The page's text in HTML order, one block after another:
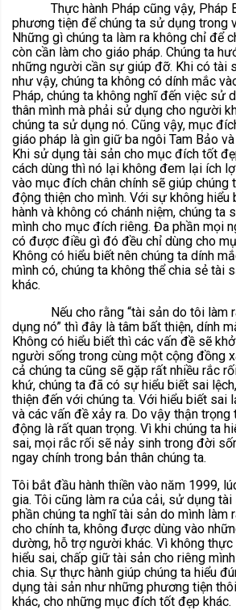
Thực hành Pháp cũng vậy, Pháp
phương tiện để chúng ta sử dụng trong
Những gì chúng ta làm ra không chỉ để
còn cần làm cho giáo pháp. Chúng ta
những người cần sự giúp đỡ. Khi có tài
như vậy, chúng ta không có dính mắc
Pháp, chúng ta không nghĩ đến việc sử
thân mình mà phải sử dụng cho người
chúng ta sử dụng nó. Cũng vậy, mục
giáo pháp là gìn giữ ba ngôi Tam Bảo
Khi sử dụng tài sản cho mục đích tốt
cách dùng thì nó lại không đem lại ích
vào mục đích chân chính sẽ giúp chúng
động thiện cho mình. Với sự không hiểu
hành và không có chánh niệm, chúng ta
mình cho mục đích riêng. Đa phần mọi
có được điều gì đó đều chỉ dùng cho
Không có hiểu biết nên chúng ta dính
mình có, chúng ta không thể chia sẻ tài
khác.
Nếu cho rằng “tài sản do tôi làm
dụng nó” thì đây là tâm bất thiện, dính
Không có hiểu biết thì các vấn đề sẽ
người sống trong cùng một cộng đồng
cả chúng ta cũng sẽ gặp rất nhiều rắc
khứ, chúng ta đã có sự hiểu biết sai
thiện đến với chúng ta. Với hiểu biết sai
và các vấn đề xảy ra. Do vậy thận trọng
động là rất quan trọng. Vì khi chúng ta
sai, mọi rắc rối sẽ nảy sinh trong đời
ngay chính trong bản thân chúng ta.
Tôi bắt đầu hành thiền vào năm 1999,
gia. Tôi cũng làm ra của cải, sử dụng
phần chúng ta nghĩ tài sản do mình làm
cho chính ta, không được dùng vào
dường, hỗ trợ người khác. Vì không thực
hiểu sai, chấp giữ tài sản cho riêng
chia. Sự thực hành giúp chúng ta hiểu
dụng tài sản như những phương tiện
khác, cho những mục đích tốt đẹp khác.